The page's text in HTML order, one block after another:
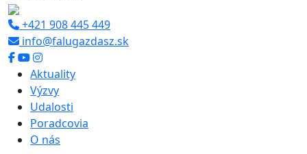
+421 908 445 449
info@falugazdasz.sk
Aktuality
Výzvy
Udalosti
Poradcovia
O nás